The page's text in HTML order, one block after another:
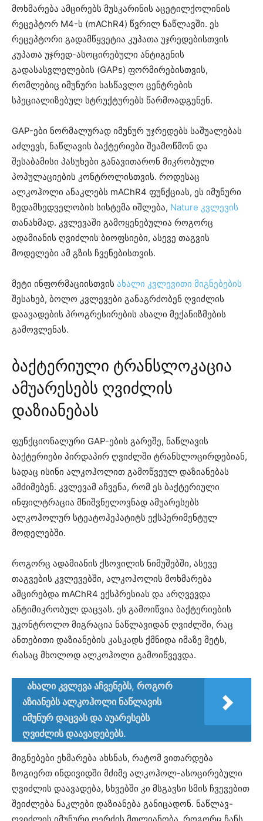
მოხმარება ამცირებს მუსკარინის აცეტილქოლინის
რეცეპტორ M4-ს (mAChR4) წვრილ ნაწლავში. ეს
რეცეპტორი გადამწყვეტია კუპათა უჯრედებისთვის
კუპათა უჯრედ-ასოცირებული ანტიგენის
გადასასვლელების (GAPs) ფორმირებისთვის,
რომლებიც იმუნური სასწავლო ცენტრების
სპეციალიზებულ სტრუქტურებს წარმოადგენენ.
GAP-ები ნორმალურად იმუნურ უჯრედებს საშუალებას
აძლევს, ნაწლავის ბაქტერიები შეამოწმონ და
შესაბამისი პასუხები განავითარონ მიკრობული
პოპულაციების კონტროლისთვის. როდესაც
ალკოჰოლი ანაკლებს mAChR4 ფუნქციას, ეს იმუნური
ზედამხედველობის სისტემა იშლება, Nature კვლევის
თანახმად. კვლევაში გამოყენებულია როგორც
ადამიანის ღვიძლის ბიოფსიები, ასევე თაგვის
მოდელები ამ გზის ჩვენებისთვის.
მეტი ინფორმაციისთვის ახალი კვლევითი მიგნებების
შესახებ, ბოლო კვლევები განაგრძობენ ღვიძლის
დაავადების პროგრესირების ახალი მექანიზმების
გამოვლენას.
ბაქტერიული ტრანსლოკაცია
ამუარესებს ღვიძლის
დაზიანებას
ფუნქციონალური GAP-ების გარეშე, ნაწლავის
ბაქტერიები პირდაპირ ღვიძლში ტრანსლოცირდებიან,
სადაც ისინი ალკოჰოლით გამოწვეულ დაზიანებას
ამძიმებენ. კვლევამ აჩვენა, რომ ეს ბაქტერიული
ინფილტრაცია მნიშვნელოვნად ამუარესებს
ალკოჰოლურ სტეატოჰეპატიტს ექსპერიმენტულ
მოდელებში.
როგორც ადამიანის ქსოვილის ნიმუშებში, ასევე
თაგვების კვლევებში, ალკოჰოლის მოხმარება
ამცირებდა mAChR4 ექსპრესიას და არღვევდა
ანტიმიკრობულ დაცვას. ეს გამოიწვია ბაქტერიების
უკონტროლო მიგრაცია ნაწლავიდან ღვიძლში, რაც
ანთებითი დაზიანების კასკადს ქმნიდა იმაზე მეტს,
რასაც მხოლოდ ალკოჰოლი გამოიწვევდა.
ახალი კვლევა აჩვენებს, როგორ
აზიანებს ალკოჰოლი ნაწლავის
იმუნურ დაცვას და აუარესებს
ღვიძლის დაავადებებს.
მიგნებები ეხმარება ახსნას, რატომ ვითარდება
ზოგიერთ ინდივიდში მძიმე ალკოჰოლ-ასოცირებული
ღვიძლის დაავადება, სხვებში კი მსგავსი სმის ჩვევებით
შეიძლება ნაკლები დაზიანება განიცადონ. ნაწლავ-